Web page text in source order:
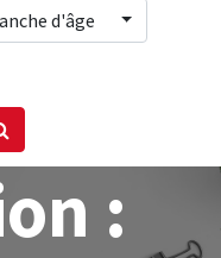
d'âge
: